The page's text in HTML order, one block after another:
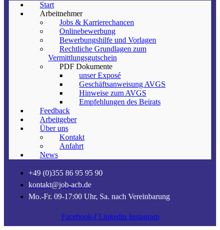
Start
Arbeitnehmer
Jobs & Karrierechancen
Onlinebewerbung
Bewerbungshilfe und Vorlagen
Rechtliche Grundlagen zum
Vermittlungsgutschein
PDF Dokumente
unser Exposé
Geschäftsanweisung AVGS
Hinweise zum AVGS
Empfehlungen des Beirats
Feedback
Arbeitgeber
Über uns
Kontakt
Anfahrt
News
+49 (0)355 86 95 95 90
kontakt@job-acb.de
Mo.-Fr. 09-17:00 Uhr, Sa. nach Vereinbarung
Facebook-f Linkedin Instagram